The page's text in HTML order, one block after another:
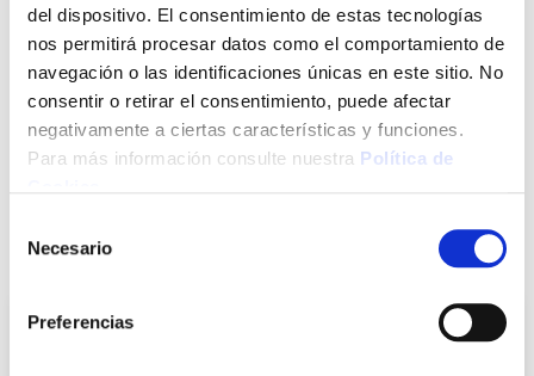
del dispositivo. El consentimiento de estas tecnologías
nos permitirá procesar datos como el comportamiento de
navegación o las identificaciones únicas en este sitio. No
consentir o retirar el consentimiento, puede afectar
negativamente a ciertas características y funciones.
Para más información consulte nuestra Política de
Necesario
Preferencias
Click&Collect - Recogida gratis
en nuestras tiendas
Envío a domicilio:
También te puede interesar